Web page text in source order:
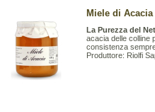
Miele di
La Purezza del
acacia delle colline
consistenza
Produttore: Riolfi